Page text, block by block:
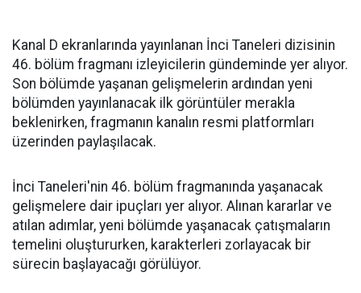
Kanal D ekranlarında yayınlanan İnci Taneleri dizisinin
46. bölüm fragmanı izleyicilerin gündeminde yer alıyor.
Son bölümde yaşanan gelişmelerin ardından yeni
bölümden yayınlanacak ilk görüntüler merakla
beklenirken, fragmanın kanalın resmi platformları
üzerinden paylaşılacak.
İnci Taneleri'nin 46. bölüm fragmanında yaşanacak
gelişmelere dair ipuçları yer alıyor. Alınan kararlar ve
atılan adımlar, yeni bölümde yaşanacak çatışmaların
temelini oluştururken, karakterleri zorlayacak bir
sürecin başlayacağı görülüyor.